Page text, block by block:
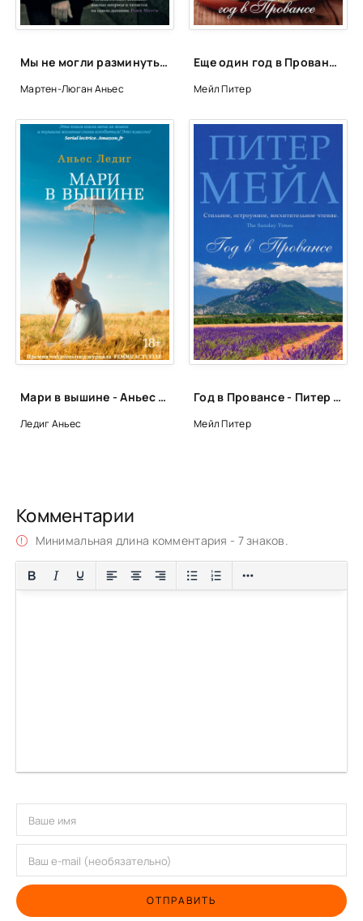
Мы не могли разминуться - Аньес Мартен-Люган
Мартен-Люган Аньес
Еще один год в Провансе - Питер Мейл
Мейл Питер
Мари в вышине - Аньес Ледиг
Ледиг Аньес
Год в Провансе - Питер Мейл
Мейл Питер
Комментарии
Минимальная длина комментария - 7 знаков.
ОТПРАВИТЬ